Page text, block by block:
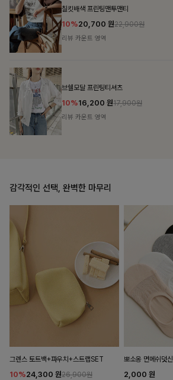
감각적인 선택, 완벽한 마무리
그렌스 토트백+파우치+스트랩SET
10%24,300 원26,900원
뽀소옹 면메쉬덧신
2,000 원